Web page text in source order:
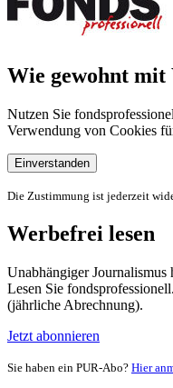
Wie gewohnt mit
Nutzen Sie
Verwendung von Cookies
Einverstanden
Die Zustimmung ist jederzeit
Werbefrei lesen
Unabhängiger Journalismus
Lesen Sie
(jährliche Abrechnung).
Jetzt abonnieren
Sie haben ein PUR-Abo? Hier